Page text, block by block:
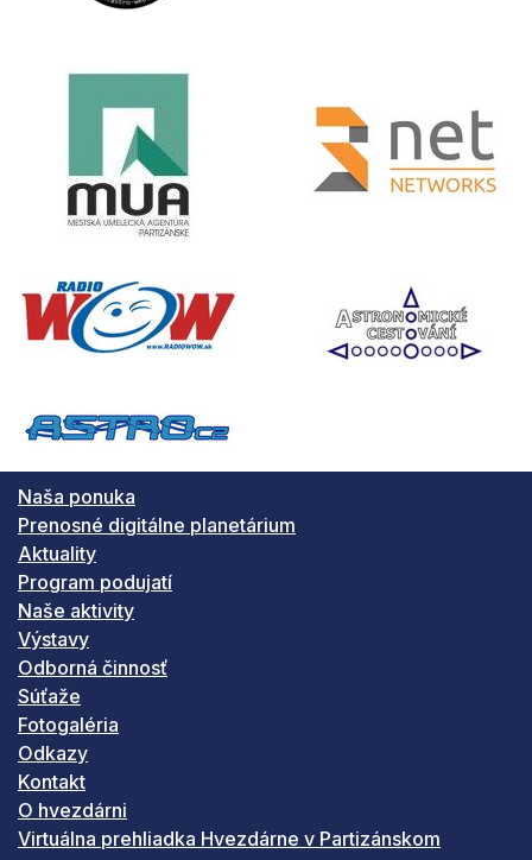
Naša ponuka
Prenosné digitálne planetárium
Aktuality
Program podujatí
Naše aktivity
Výstavy
Odborná činnosť
Súťaže
Fotogaléria
Odkazy
Kontakt
O hvezdárni
Virtuálna prehliadka Hvezdárne v Partizánskom